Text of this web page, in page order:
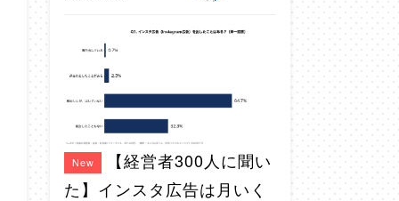
New
【経営者300人に聞い
た】インスタ広告は月いく